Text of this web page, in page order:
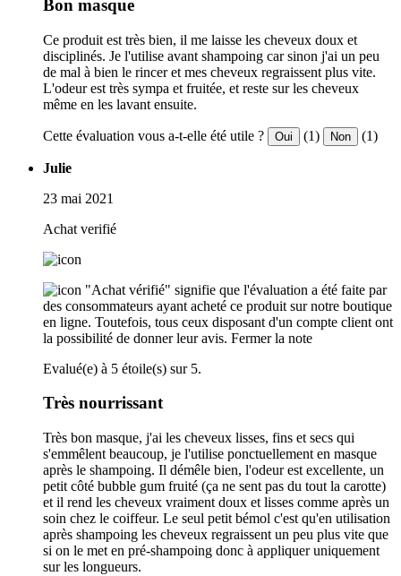
Bon masque
Ce produit est très bien, il me laisse les cheveux doux et
disciplinés. Je l'utilise avant shampoing car sinon j'ai un peu
de mal à bien le rincer et mes cheveux regraissent plus vite.
L'odeur est très sympa et fruitée, et reste sur les cheveux
même en les lavant ensuite.
Cette évaluation vous a-t-elle été utile ? Oui (1) Non (1)
Julie
23 mai 2021
Achat verifié
"Achat vérifié" signifie que l'évaluation a été faite par
des consommateurs ayant acheté ce produit sur notre boutique
en ligne. Toutefois, tous ceux disposant d'un compte client ont
la possibilité de donner leur avis. Fermer la note
Evalué(e) à 5 étoile(s) sur 5.
Très nourrissant
Très bon masque, j'ai les cheveux lisses, fins et secs qui
s'emmêlent beaucoup, je l'utilise ponctuellement en masque
après le shampoing. Il démêle bien, l'odeur est excellente, un
petit côté bubble gum fruité (ça ne sent pas du tout la carotte)
et il rend les cheveux vraiment doux et lisses comme après un
soin chez le coiffeur. Le seul petit bémol c'est qu'en utilisation
après shampoing les cheveux regraissent un peu plus vite que
si on le met en pré-shampoing donc à appliquer uniquement
sur les longueurs.